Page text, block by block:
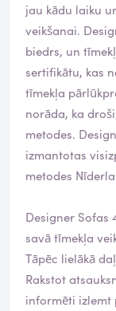
jau kādu laiku
veikšanai. Designer Sofas 4U ir Iepirkumu palātas
biedrs, un
sertifikātu, kas
tīmekļa
norāda, ka
metodes. Designer Sofas 4U tīmekļa veikalā tiek
izmantotas
metodes
Designer Sofas
savā tīmekļa
Tāpēc lielākā
Rakstot
informēti izlemt